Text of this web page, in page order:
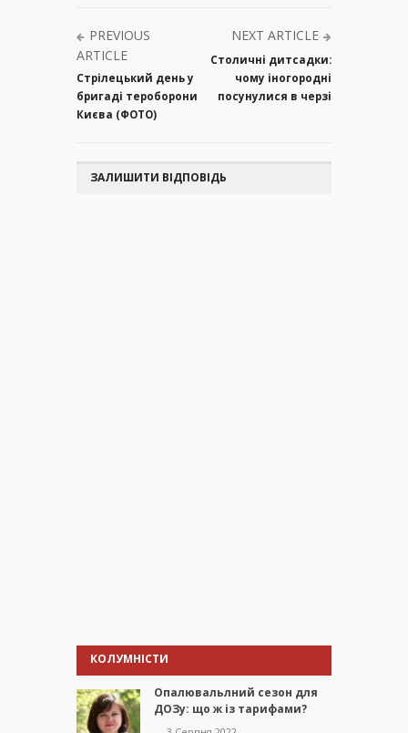
PREVIOUS
ARTICLE
Стрілецький день у
бригаді тероборони
Києва (ФОТО)
NEXT ARTICLE
Столичні дитсадки:
чому іногородні
посунулися в черзі
ЗАЛИШИТИ ВІДПОВІДЬ
КОЛУМНІСТИ
Опалювальлний сезон для
ДОЗу: що ж із тарифами?